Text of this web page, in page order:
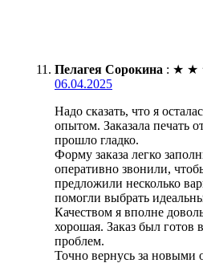
Пелагея Сорокина : ★ ★
06.04.2025
Надо сказать, что я
опытом. Заказала печать
прошло гладко.
Форму заказа легко
оперативно звонили,
предложили несколько
помогли выбрать
Качеством я вполне
хорошая. Заказ был готов
проблем.
Точно вернусь за новыми